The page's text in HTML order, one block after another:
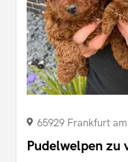
65929 Frankfurt
Pudelwelpen zu